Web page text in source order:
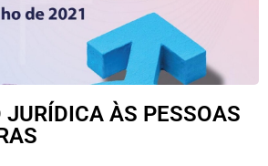
JURÍDICA ÀS PESSOAS